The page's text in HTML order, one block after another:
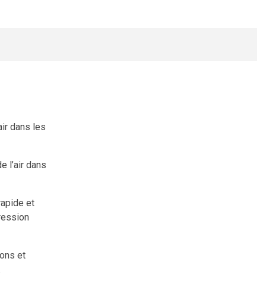
dans les
l’air dans
et
et